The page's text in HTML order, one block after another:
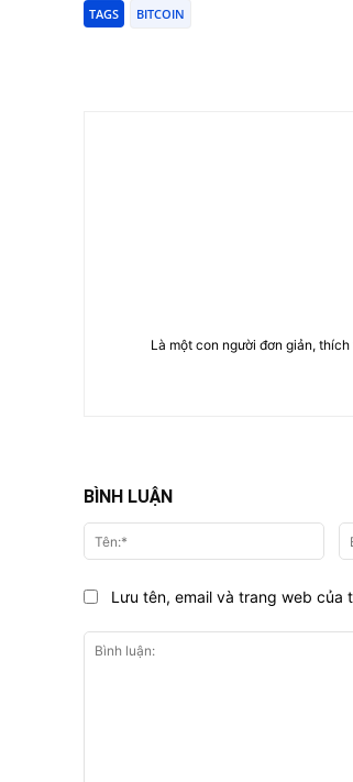
TAGS BITCOIN
Là một con người đơn giản,
BÌNH LUẬN
Lưu tên, email và trang web của